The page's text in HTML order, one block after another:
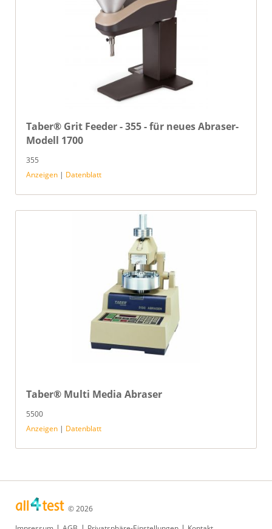
Taber® Grit Feeder - 355 - für neues Abraser-
Modell 1700
355
Anzeigen | Datenblatt
Taber® Multi Media Abraser
5500
Anzeigen | Datenblatt
© 2026